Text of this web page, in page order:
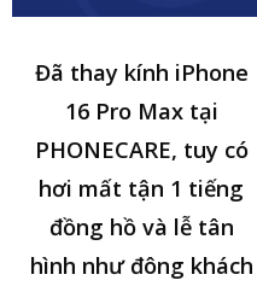
Đã thay kính iPhone
16 Pro Max tại
PHONECARE, tuy có
hơi mất tận 1 tiếng
đồng hồ và lễ tân
hình như đông khách